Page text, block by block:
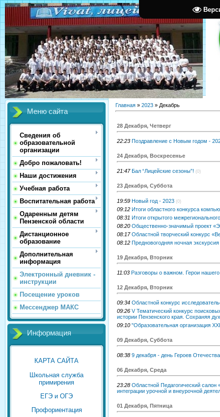
Меню сайта
Сведения об
образовательной
организации
Добро пожаловать!
Наши достижения
Учебная работа
Воспитательная работа
Одаренным детям
Пензенской области
Дистанционное
образование
Дополнительная
информация
Электронный дневник -
инструкции
Посещение уроков
Мессенджер МАКС
Информация
КАРТА САЙТА
Школьная служба
примирения
ЕГЭ и ОГЭ
Профориентация
Главная » 2023 » Декабрь
28 Декабря, Четверг
22:23 Поздравление с Новым годом -
24 Декабря, Воскресенье
21:47 Бал “Лицейские сезоны”! (0)
23 Декабря, Суббота
19:59 Новый год - 2023 (0)
09:12 Итоги областного конкурса
08:31 Итоги открытого
08:20 Общественно-значимый проект
08:17 Областной творческий конкурс
08:12 Предновогодняя ночная экскурсия
19 Декабря, Вторник
11:03 Разговоры о важном. Герои
12 Декабря, Вторник
09:34 Областной конкурс
09:26 V Тематический конкурс
истории Пензенского края. Сохраняя
09:10 "Образовательная организация
09 Декабря, Суббота
08:38 9 декабря - день Героев Отечества
06 Декабря, Среда
23:28 Областной Педагогический салон
интеграции урочной и внеурочной
01 Декабря, Пятница